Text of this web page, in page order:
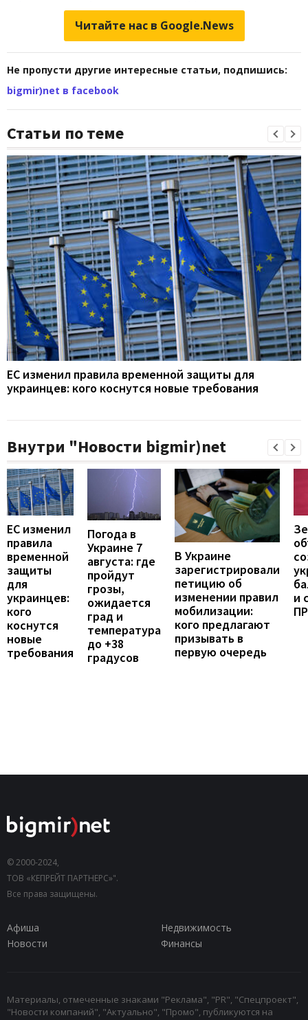
Читайте нас в Google.News
Не пропусти другие интересные статьи, подпишись:
bigmir)net в facebook
Статьи по теме
ЕС изменил правила временной защиты для
украинцев: кого коснутся новые требования
Внутри "Новости bigmir)net
ЕС изменил
правила
временной
защиты
для
украинцев:
кого
коснутся
новые
требования
Погода в
Украине 7
августа: где
пройдут
грозы,
ожидается
град и
температура
до +38
градусов
В Украине
зарегистрировали
петицию об
изменении правил
мобилизации:
кого предлагают
призывать в
первую очередь
и
© 2000-2024,
ТОВ «КЕПРЕЙТ ПАРТНЕРС»".
Все права защищены.
Афиша
Недвижимость
Новости
Финансы
Материалы, отмеченные знаками "Реклама", "PR", "Спецпроект",
"Новости компаний", "Актуально", "Промо", публикуются на